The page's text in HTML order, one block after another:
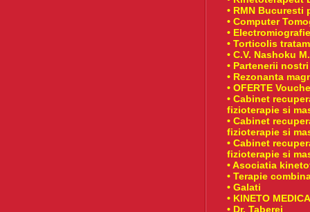
• RMN Bucuresti
• Computer
•
• Torticolis
• C.V. Nashoku
• Partenerii nostri
• Rezonanta
• OFERTE
• Cabinet
fizioterapie si
• Cabinet
fizioterapie si
• Cabinet
fizioterapie si
• Asociatia
• Terapie
• Galati
• KINETO
• Dr. Taberei